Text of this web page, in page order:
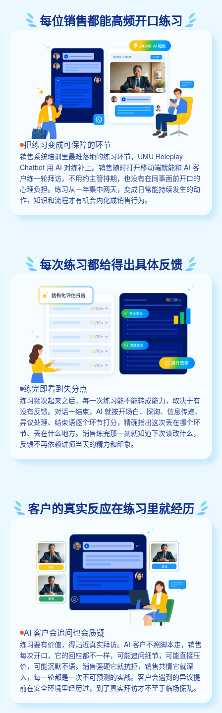
每位销售都能高频开口练习
把练习变成可保障的环节
销售系统培训里最难落地的练习环节，UMU Roleplay
Chatbot 用 AI 对练补上。销售随时打开移动端就能和 AI 客
户练一轮拜访，不用约主管排期，也没有在同事面前开口的
心理负担。练习从一年集中两天，变成日常能持续发生的动
作，知识和流程才有机会内化成销售行为。
每次练习都给得出具体反馈
练完即看到失分点
练习频次起来之后，每一次练习能不能转成能力，取决于有
没有反馈。对话一结束，AI 就按开场白、探询、信息传递、
异议处理、结束语逐个环节打分，精确指出这次丢在哪个环
节、丢在什么地方。销售练完那一刻就知道下次该改什么，
反馈不再依赖讲师当天的精力和印象。
客户的真实反应在练习里就经历
AI 客户会追问也会质疑
练习要有价值，得贴近真实拜访。AI 客户不照脚本走，销售
每次开口，它的回应都不一样，可能追问细节，可能直接压
价，可能沉默不语。销售强硬它就抗拒，销售共情它就深
入，每一轮都是一次不可预测的实战。客户会遇到的异议提
前在安全环境里经历过，到了真实拜访才不至于临场慌乱。